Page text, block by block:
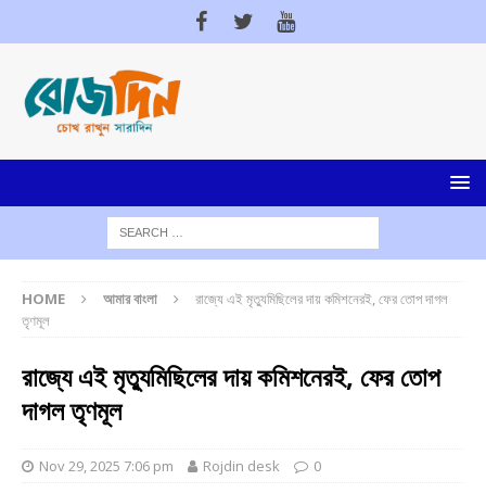
HOME আমার বাংলা
রাজ্যে এই মৃত্যুমিছিলের দায় কমিশনেরই, ফের তোপ দাগল
তৃণমূল
রাজ্যে এই মৃত্যুমিছিলের দায় কমিশনেরই, ফের তোপ
দাগল তৃণমূল
Nov 29, 2025 7:06 pm Rojdin desk 0